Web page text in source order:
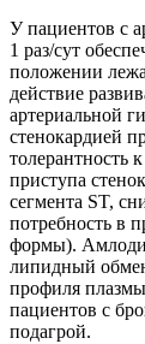
У пациентов с
1 раз/сут
положении
действие
артериальной
стенокардией
толерантность
приступа
сегмента ST,
потребность в
формы).
липидный
профиля
пациентов с
подагрой.